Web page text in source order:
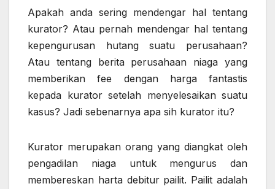
Apakah anda sering mendengar hal tentang
kurator? Atau pernah mendengar hal tentang
kepengurusan hutang suatu perusahaan?
Atau tentang berita perusahaan niaga yang
memberikan fee dengan harga fantastis
kepada kurator setelah menyelesaikan suatu
kasus? Jadi sebenarnya apa sih kurator itu?
Kurator merupakan orang yang diangkat oleh
pengadilan niaga untuk mengurus dan
membereskan harta debitur pailit. Pailit adalah